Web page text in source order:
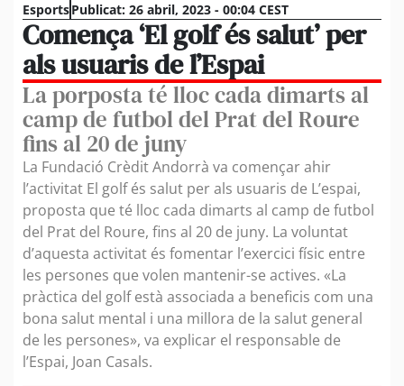
EsportsPublicat: 26 abril, 2023 - 00:04 CEST
Comença ‘El golf és salut’ per
als usuaris de l’Espai
La porposta té lloc cada dimarts al
camp de futbol del Prat del Roure
fins al 20 de juny
La Fundació Crèdit Andorrà va començar ahir
l’activitat El golf és salut per als usuaris de L’espai,
proposta que té lloc cada dimarts al camp de futbol
del Prat del Roure, fins al 20 de juny. La voluntat
d’aquesta activitat és fomentar l’exercici físic entre
les persones que volen mantenir-se actives. «La
pràctica del golf està associada a beneficis com una
bona salut mental i una millora de la salut general
de les persones», va explicar el responsable de
l’Espai, Joan Casals.